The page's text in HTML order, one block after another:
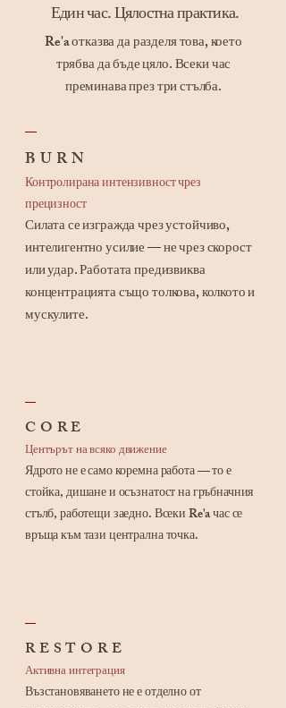
Един час. Цялостна практика.
Re'a отказва да разделя това, което
трябва да бъде цяло. Всеки час
преминава през три стълба.
_
BURN
Контролирана интензивност чрез
прецизност
Силата се изгражда чрез устойчиво,
интелигентно усилие — не чрез скорост
или удар. Работата предизвиква
концентрацията също толкова, колкото и
мускулите.
_
CORE
Центърът на всяко движение
Ядрото не е само коремна работа — то е
стойка, дишане и осъзнатост на гръбначния
стълб, работещи заедно. Всеки Re'a час се
връща към тази централна точка.
_
RESTORE
Активна интеграция
Възстановяването не е отделно от